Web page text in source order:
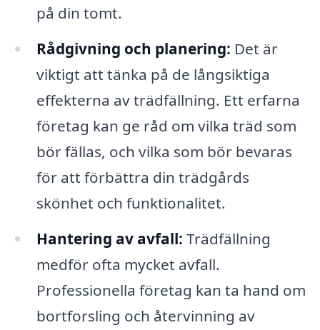
på din tomt.
Rådgivning och planering: Det är
viktigt att tänka på de långsiktiga
effekterna av trädfällning. Ett erfarna
företag kan ge råd om vilka träd som
bör fällas, och vilka som bör bevaras
för att förbättra din trädgårds
skönhet och funktionalitet.
Hantering av avfall: Trädfällning
medför ofta mycket avfall.
Professionella företag kan ta hand om
bortforsling och återvinning av